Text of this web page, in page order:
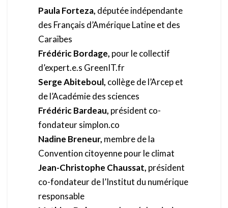
Paula Forteza, députée indépendante
des Français d’Amérique Latine et des
Caraïbes
Frédéric Bordage, pour le collectif
d’expert.e.s GreenIT.fr
Serge Abiteboul, collège de l’Arcep et
de l’Académie des sciences
Frédéric Bardeau, président co-
fondateur simplon.co
Nadine Breneur, membre de la
Convention citoyenne pour le climat
Jean-Christophe Chaussat, président
co-fondateur de l’Institut du numérique
responsable